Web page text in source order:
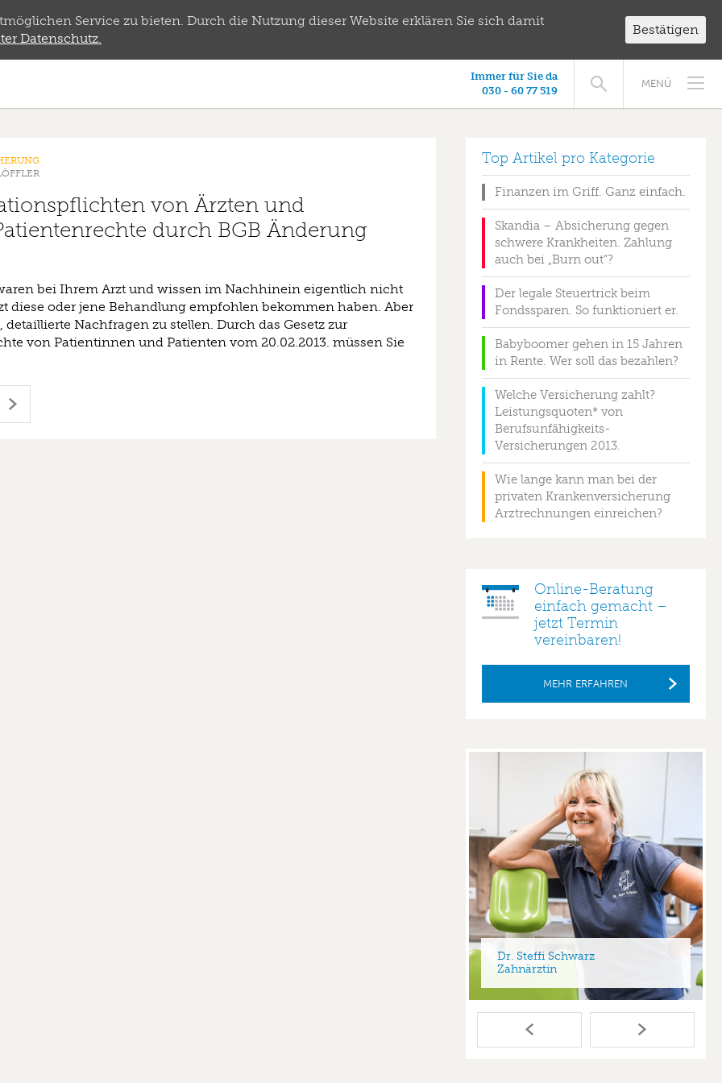
MENÜ
Immer für Sie da
030 - 60 77 519
von Ärzten und
durch BGB Änderung
bei Ihrem Arzt und wissen im Nachhinein eigentlich nicht
diese oder jene Behandlung empfohlen bekommen haben. Aber
Nachfragen zu stellen. Durch das Gesetz zur
von Patientinnen und Patienten vom 20.02.2013. müssen Sie
Top Artikel pro Kategorie
Finanzen im Griff. Ganz einfach.
Skandia – Absicherung gegen
schwere Krankheiten. Zahlung
auch bei „Burn out“?
Der legale Steuertrick beim
Fondssparen. So funktioniert er.
Babyboomer gehen in 15 Jahren
in Rente. Wer soll das bezahlen?
Welche Versicherung zahlt?
Leistungsquoten* von
Berufsunfähigkeits-
Versicherungen 2013.
Wie lange kann man bei der
privaten Krankenversicherung
Arztrechnungen einreichen?
Online-Beratung
einfach gemacht –
jetzt Termin
vereinbaren!
MEHR ERFAHREN
Dr. Steffi Schwarz
Zahnärztin
Service zu bieten. Durch die Nutzung dieser Website erklären Sie sich damit
Datenschutz.
Bestätigen